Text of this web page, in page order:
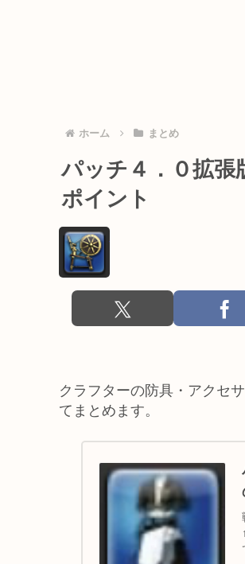
ホーム まとめ
パッチ４．０拡
ポイント
クラフターの防具・アクセ
てまとめます。